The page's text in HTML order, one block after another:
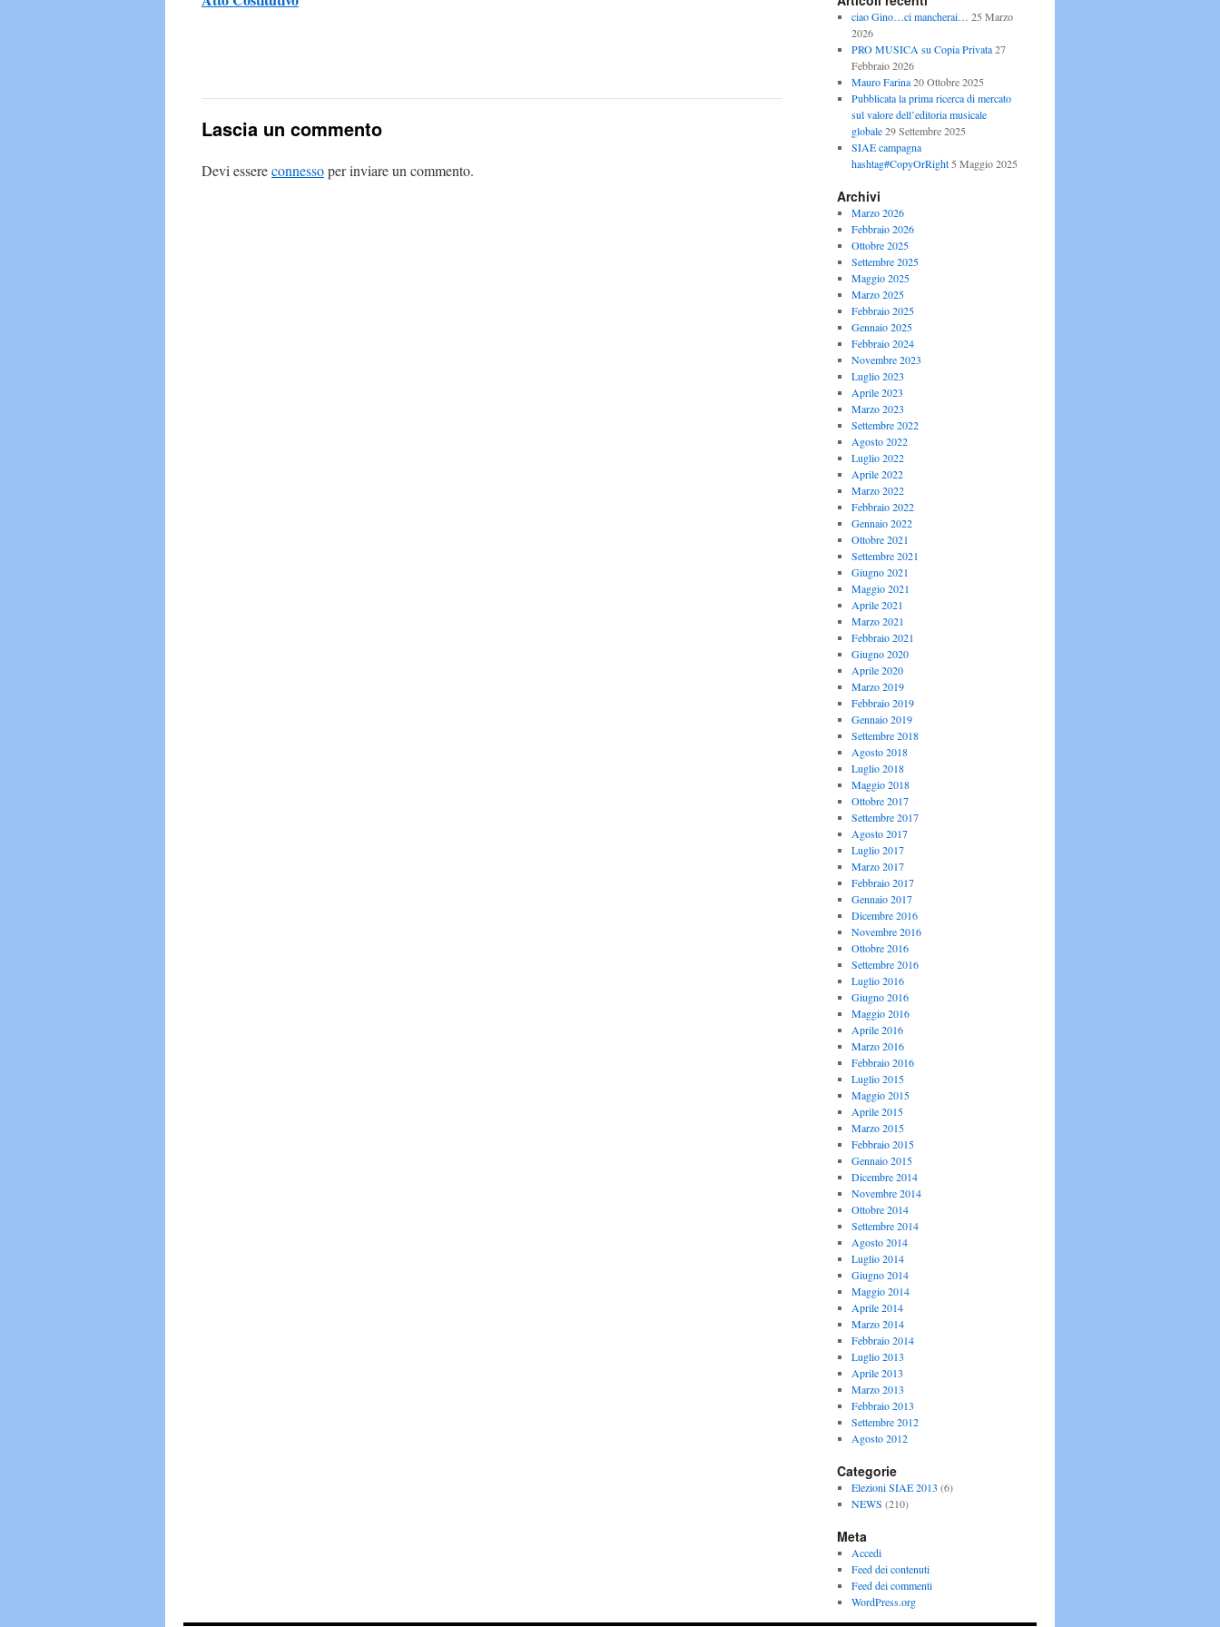
Lascia un commento
Devi essereconnessoper inviare un commento.
ciao Gino…ci mancherai… 25 Marzo
2026
PRO MUSICA su Copia Privata 27
Febbraio 2026
Mauro Farina 20 Ottobre 2025
Pubblicata la prima ricerca di mercato
sul valore dell’editoria musicale
globale 29 Settembre 2025
SIAE campagna
hashtag#CopyOrRight 5 Maggio 2025
Archivi
Marzo 2026
Febbraio 2026
Ottobre 2025
Settembre 2025
Maggio 2025
Marzo 2025
Febbraio 2025
Gennaio 2025
Febbraio 2024
Novembre 2023
Luglio 2023
Aprile 2023
Marzo 2023
Settembre 2022
Agosto 2022
Luglio 2022
Aprile 2022
Marzo 2022
Febbraio 2022
Gennaio 2022
Ottobre 2021
Settembre 2021
Giugno 2021
Maggio 2021
Aprile 2021
Marzo 2021
Febbraio 2021
Giugno 2020
Aprile 2020
Marzo 2019
Febbraio 2019
Gennaio 2019
Settembre 2018
Agosto 2018
Luglio 2018
Maggio 2018
Ottobre 2017
Settembre 2017
Agosto 2017
Luglio 2017
Marzo 2017
Febbraio 2017
Gennaio 2017
Dicembre 2016
Novembre 2016
Ottobre 2016
Settembre 2016
Luglio 2016
Giugno 2016
Maggio 2016
Aprile 2016
Marzo 2016
Febbraio 2016
Luglio 2015
Maggio 2015
Aprile 2015
Marzo 2015
Febbraio 2015
Gennaio 2015
Dicembre 2014
Novembre 2014
Ottobre 2014
Settembre 2014
Agosto 2014
Luglio 2014
Giugno 2014
Maggio 2014
Aprile 2014
Marzo 2014
Febbraio 2014
Luglio 2013
Aprile 2013
Marzo 2013
Febbraio 2013
Settembre 2012
Agosto 2012
Categorie
Elezioni SIAE 2013 (6)
NEWS (210)
Meta
Accedi
Feed dei contenuti
Feed dei commenti
WordPress.org